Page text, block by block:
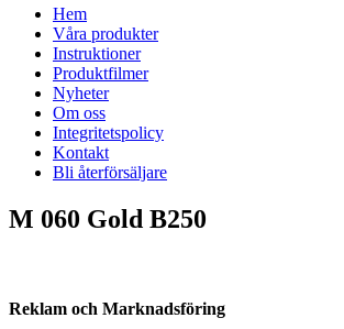
Hem
Våra produkter
Instruktioner
Produktfilmer
Nyheter
Om oss
Integritetspolicy
Kontakt
Bli återförsäljare
M 060 Gold B250
Reklam och Marknadsföring